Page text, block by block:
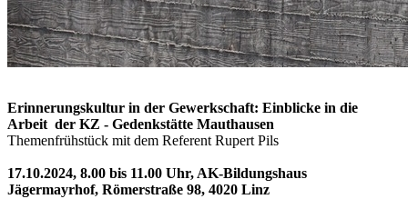
Erinnerungskultur in der Gewerkschaft: Einblicke in die
Arbeit der KZ - Gedenkstätte Mauthausen
Themenfrühstück mit dem Referent Rupert Pils
17.10.2024, 8.00 bis 11.00 Uhr, AK-Bildungshaus
Jägermayrhof, Römerstraße 98, 4020 Linz